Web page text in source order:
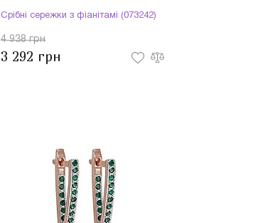
Срібні сережки з фіанітамі (073242)
4 938 грн
3 292 грн